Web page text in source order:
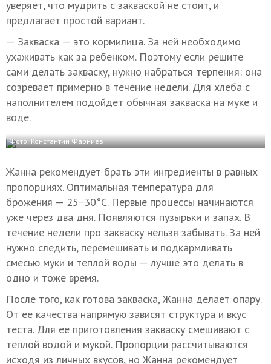
уверяет, что мудрить с закваской не стоит, и
предлагает простой вариант.
— Закваска — это кормилица. За ней необходимо
ухаживать как за ребенком. Поэтому если решите
сами делать закваску, нужно набраться терпения: она
созревает примерно в течение недели. Для хлеба с
наполнителем подойдет обычная закваска на муке и
воде.
Фото: Константин Фарниев
Жанна рекомендует брать эти ингредиенты в равных
пропорциях. Оптимальная температура для
брожения — 25−30°C. Первые процессы начинаются
уже через два дня. Появляются пузырьки и запах. В
течение недели про закваску нельзя забывать. За ней
нужно следить, перемешивать и подкармливать
смесью муки и теплой воды — лучше это делать в
одно и тоже время.
После того, как готова закваска, Жанна делает опару.
От ее качества напрямую зависят структура и вкус
теста. Для ее приготовления закваску смешивают с
теплой водой и мукой. Пропорции рассчитываются
исходя из личных вкусов, но Жанна рекомендует